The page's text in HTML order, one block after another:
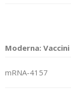
Moderna:
mRNA-4157